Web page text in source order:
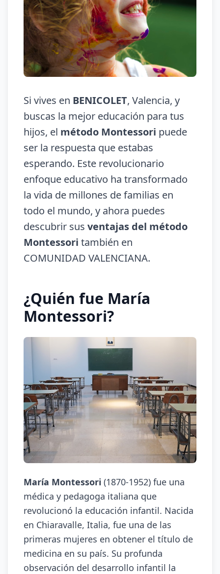
Si vives en BENICOLET, Valencia, y
buscas la mejor educación para tus
hijos, el método Montessori puede
ser la respuesta que estabas
esperando. Este revolucionario
enfoque educativo ha transformado
la vida de millones de familias en
todo el mundo, y ahora puedes
descubrir sus ventajas del método
Montessori también en
COMUNIDAD VALENCIANA.
¿Quién fue María
Montessori?
María Montessori (1870-1952) fue una
médica y pedagoga italiana que
revolucionó la educación infantil. Nacida
en Chiaravalle, Italia, fue una de las
primeras mujeres en obtener el título de
medicina en su país. Su profunda
observación del desarrollo infantil la